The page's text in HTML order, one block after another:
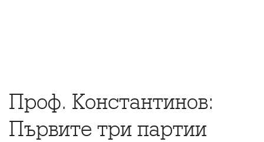
Проф. Константинов:
Първите три партии